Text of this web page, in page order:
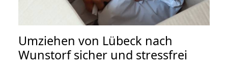
Umziehen von Lübeck nach
Wunstorfsicher und stressfrei